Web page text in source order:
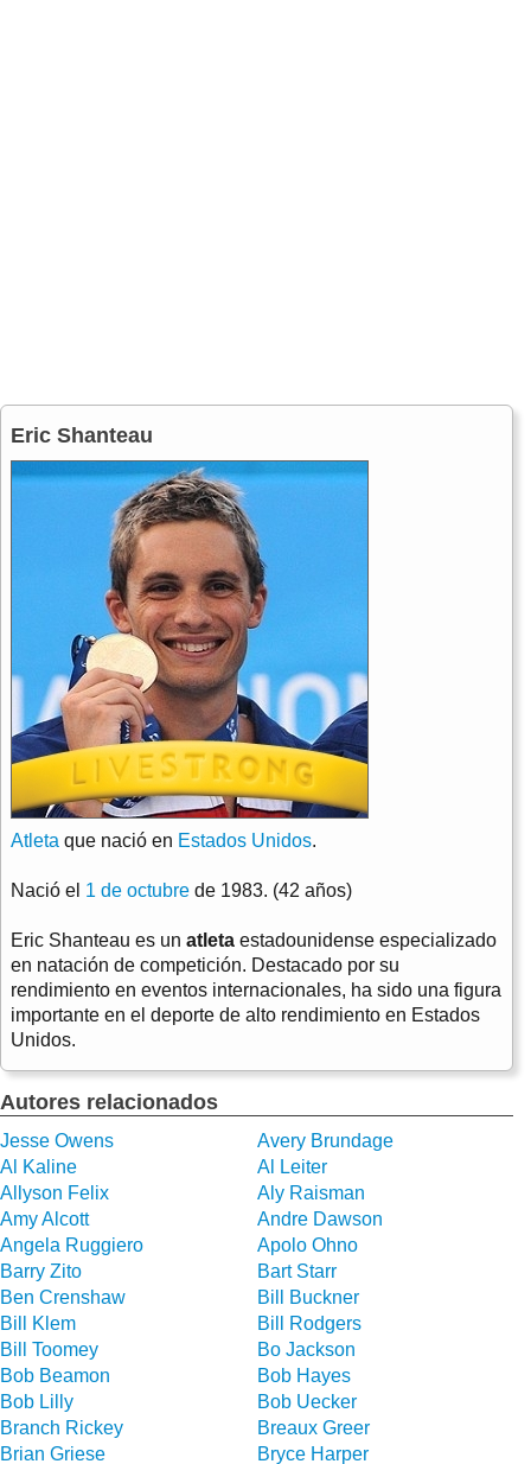
Eric Shanteau
Atleta que nació en Estados Unidos.
Nació el 1 de octubre de 1983. (42 años)
Eric Shanteau es un atleta estadounidense especializado
en natación de competición. Destacado por su
rendimiento en eventos internacionales, ha sido una figura
importante en el deporte de alto rendimiento en Estados
Unidos.
Autores relacionados
Jesse Owens
Avery Brundage
Al Kaline
Al Leiter
Allyson Felix
Aly Raisman
Amy Alcott
Andre Dawson
Angela Ruggiero
Apolo Ohno
Barry Zito
Bart Starr
Ben Crenshaw
Bill Buckner
Bill Klem
Bill Rodgers
Bill Toomey
Bo Jackson
Bob Beamon
Bob Hayes
Bob Lilly
Bob Uecker
Branch Rickey
Breaux Greer
Brian Griese
Bryce Harper